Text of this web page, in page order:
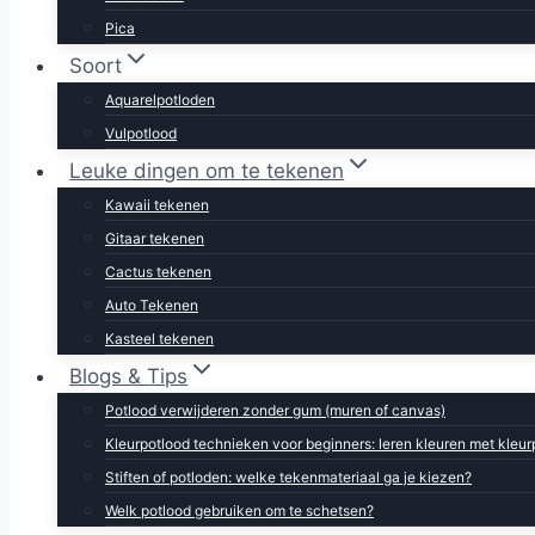
Pica
Soort
Aquarelpotloden
Vulpotlood
Leuke dingen om te tekenen
Kawaii tekenen
Gitaar tekenen
Cactus tekenen
Auto Tekenen
Kasteel tekenen
Blogs & Tips
Potlood verwijderen zonder gum (muren of canvas)
Kleurpotlood technieken voor beginners: leren kleuren met
Stiften of potloden: welke tekenmateriaal ga je kiezen?
Welk potlood gebruiken om te schetsen?